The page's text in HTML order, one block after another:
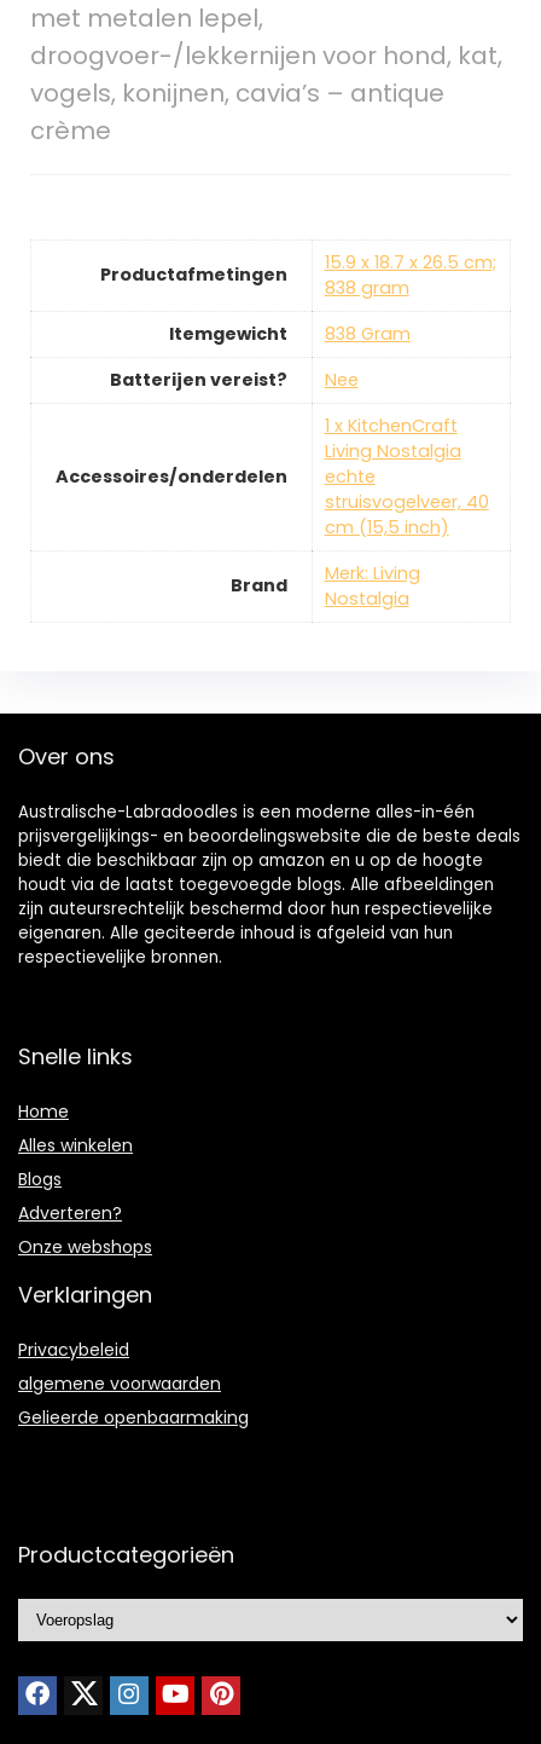
met metalen lepel,
droogvoer-/lekkernijen voor hond, kat,
vogels, konijnen, cavia’s – antique
crème
Productafmetingen
‎15.9 x 18.7 x 26.5 cm;
838 gram
Itemgewicht
‎838 Gram
Batterijen vereist?
‎Nee
Accessoires/onderdelen
‎1 x KitchenCraft
Living Nostalgia
echte
struisvogelveer, 40
cm (15,5 inch)
Brand
Merk: Living
Nostalgia
Over ons
Australische-Labradoodles is een moderne alles-in-één
prijsvergelijkings- en beoordelingswebsite die de beste deals
biedt die beschikbaar zijn op amazon en u op de hoogte
houdt via de laatst toegevoegde blogs. Alle afbeeldingen
zijn auteursrechtelijk beschermd door hun respectievelijke
eigenaren. Alle geciteerde inhoud is afgeleid van hun
respectievelijke bronnen.
Snelle links
Home
Alles winkelen
Blogs
Adverteren?
Onze webshops
Verklaringen
Privacybeleid
algemene voorwaarden
Gelieerde openbaarmaking
Productcategorieën